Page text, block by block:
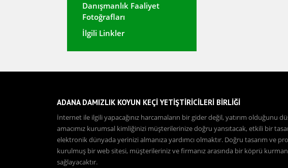
Danışmanlık Faaliyet
Fotoğrafları
İlgili Linkler
ADANA DAMIZLIK KOYUN KEÇİ YETİŞTİRİCİLERİ BİRLİĞİ
İnternet ile ilgili yapacağınız harcamaların bir gider değil, yatırım olduğunu
amacımız kurumsal kimliğinizi müşterilerinize doğru yansıtacak, etkili bir
elektronik dünyada yerinizi almanıza yardımcı olmaktır. Doğru tasarım ve
kurulmuş bir web sitesi, müşterileriniz ve firmanız arasında bir köprü
sağlayacaktır.